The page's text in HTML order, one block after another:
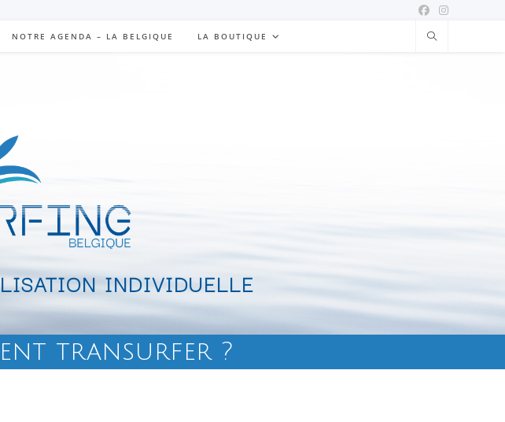
NOTRE AGENDA – LA BELGIQUE LA BOUTIQUE
INDIVIDUELLE
transurfer ?